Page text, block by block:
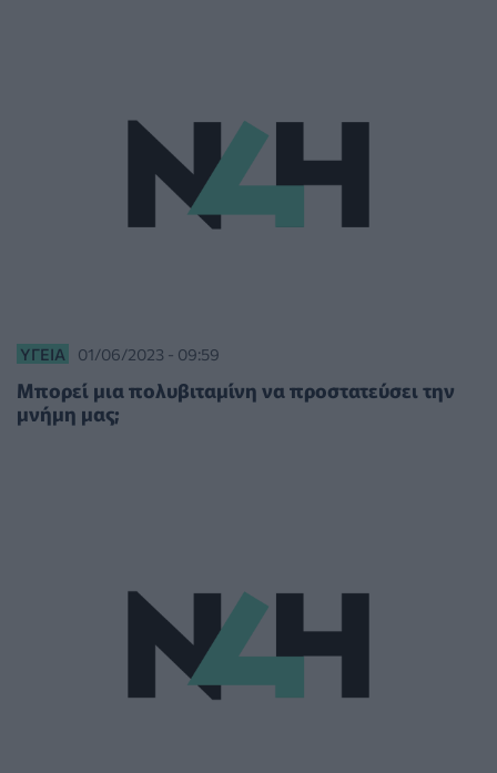
ΥΓΕΊΑ 01/06/2023 - 09:59
Μπορεί μια πολυβιταμίνη να προστατεύσει την
μνήμη μας;